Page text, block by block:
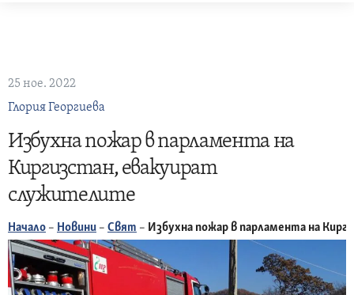
25 ное. 2022
Глория Георгиева
Избухна пожар в парламента на
Киргизстан, евакуират
служителите
Начало – Новини – Свят – Избухна пожар в парламента на